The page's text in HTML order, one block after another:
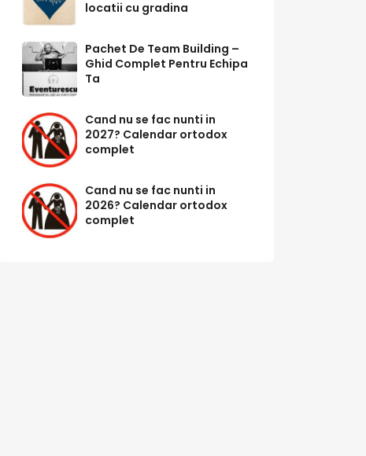
locatii cu gradina
Pachet De Team Building –
Ghid Complet Pentru Echipa
Ta
Cand nu se fac nunti in
2027? Calendar ortodox
complet
Cand nu se fac nunti in
2026? Calendar ortodox
complet